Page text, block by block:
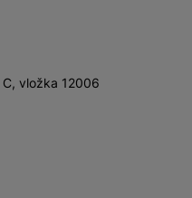
vložka 12006